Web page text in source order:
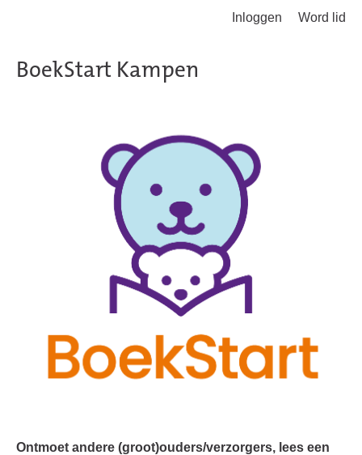
Inloggen Word lid
BoekStart Kampen
Ontmoet andere (groot)ouders/verzorgers, lees een